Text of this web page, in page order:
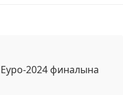
2024 финалына